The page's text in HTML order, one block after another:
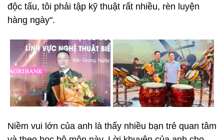
độc tấu, tôi phải tập kỹ thuật rất nhiều, rèn luyện
hàng ngày".
Niềm vui lớn của anh là thấy nhiều bạn trẻ quan tâm